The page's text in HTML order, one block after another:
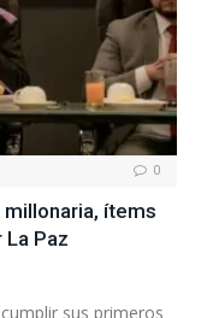
0
ítems
Paz
sus primeros